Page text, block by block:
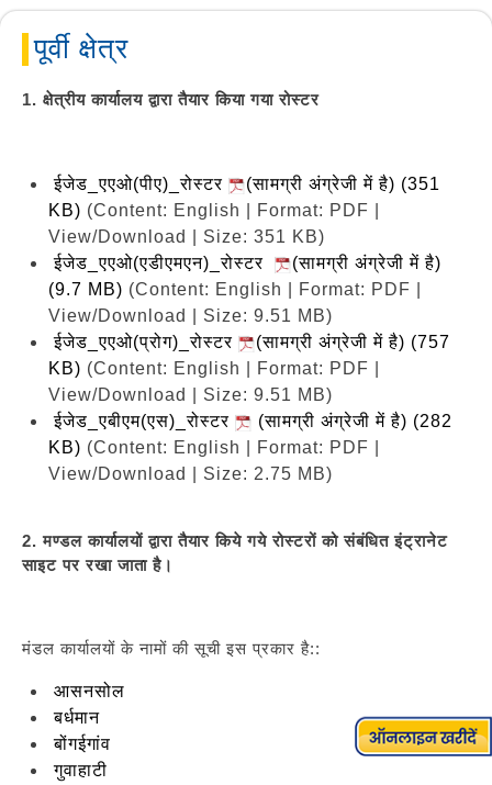
पूर्वी क्षेत्र
1. क्षेत्रीय कार्यालय द्वारा तैयार किया गया रोस्टर
ईजेड_एएओ(पीए)_रोस्टर
(सामग्री अंग्रेजी में है) (351
KB) (Content: English | Format: PDF |
View/Download | Size: 351 KB)
ईजेड_एएओ(एडीएमएन)_रोस्टर
(सामग्री अंग्रेजी में है)
(9.7 MB) (Content: English | Format: PDF |
View/Download | Size: 9.51 MB)
ईजेड_एएओ(प्रोग)_रोस्टर
(सामग्री अंग्रेजी में है) (757
KB) (Content: English | Format: PDF |
View/Download | Size: 9.51 MB)
ईजेड_एबीएम(एस)_रोस्टर
(सामग्री अंग्रेजी में है) (282
KB) (Content: English | Format: PDF |
View/Download | Size: 2.75 MB)
2. मण्डल कार्यालयों द्वारा तैयार किये गये रोस्टरों को संबंधित इंट्रानेट
साइट पर रखा जाता है।
मंडल कार्यालयों के नामों की सूची इस प्रकार है::
आसनसोल
बर्धमान
बोंगईगांव
गुवाहाटी